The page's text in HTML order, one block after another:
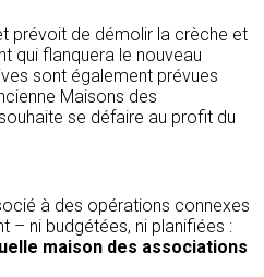
prévoit de démolir la crèche et
qui flanquera le nouveau
sont également prévues
Maisons des
se défaire au profit du
à des opérations connexes
– ni budgétées, ni planifiées :
maison des associations